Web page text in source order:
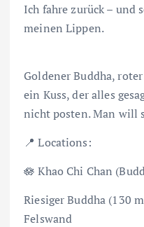
Ich fahre zurück – und
meinen Lippen.
Goldener Buddha,
ein Kuss, der alles
nicht posten. Man will
📍 Locations:
🪷 Khao Chi Chan
Riesiger Buddha (130
Felswand